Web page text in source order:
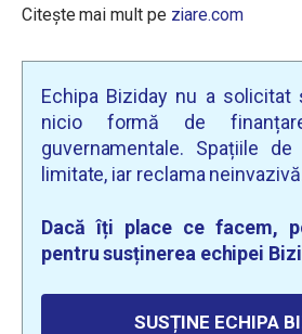
Citește mai mult pe ziare.com
Echipa Biziday nu a
nicio formă de
guvernamentale. Spațiile
limitate, iar reclama
Dacă îți place ce facem,
pentru susținerea echipei
SUSȚINE ECHIPA